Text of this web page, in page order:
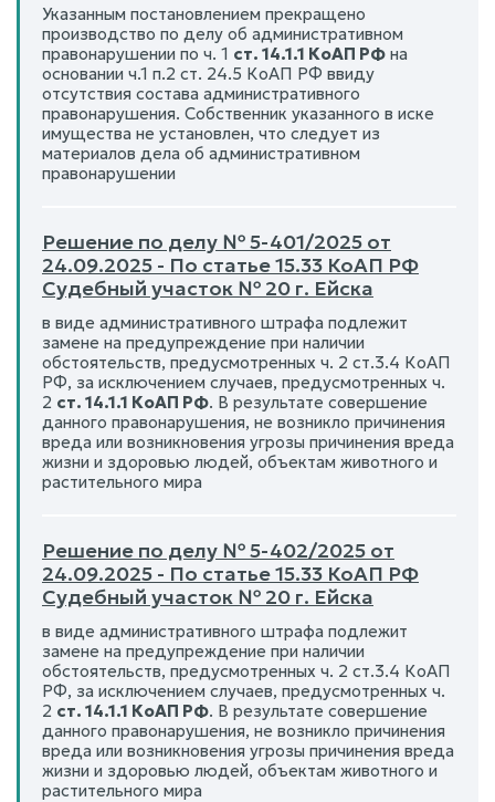
Указанным постановлением прекращено
производство по делу об административном
правонарушении по ч. 1 ст. 14.1.1 КоАП РФ на
основании ч.1 п.2 ст. 24.5 КоАП РФ ввиду
отсутствия состава административного
правонарушения. Собственник указанного в иске
имущества не установлен, что следует из
материалов дела об административном
правонарушении
Решение по делу № 5-401/2025 от
24.09.2025 - По статье 15.33 КоАП РФ
Судебный участок № 20 г. Ейска
в виде административного штрафа подлежит
замене на предупреждение при наличии
обстоятельств, предусмотренных ч. 2 ст.3.4 КоАП
РФ, за исключением случаев, предусмотренных ч.
2 ст. 14.1.1 КоАП РФ. В результате совершение
данного правонарушения, не возникло причинения
вреда или возникновения угрозы причинения вреда
жизни и здоровью людей, объектам животного и
растительного мира
Решение по делу № 5-402/2025 от
24.09.2025 - По статье 15.33 КоАП РФ
Судебный участок № 20 г. Ейска
в виде административного штрафа подлежит
замене на предупреждение при наличии
обстоятельств, предусмотренных ч. 2 ст.3.4 КоАП
РФ, за исключением случаев, предусмотренных ч.
2 ст. 14.1.1 КоАП РФ. В результате совершение
данного правонарушения, не возникло причинения
вреда или возникновения угрозы причинения вреда
жизни и здоровью людей, объектам животного и
растительного мира